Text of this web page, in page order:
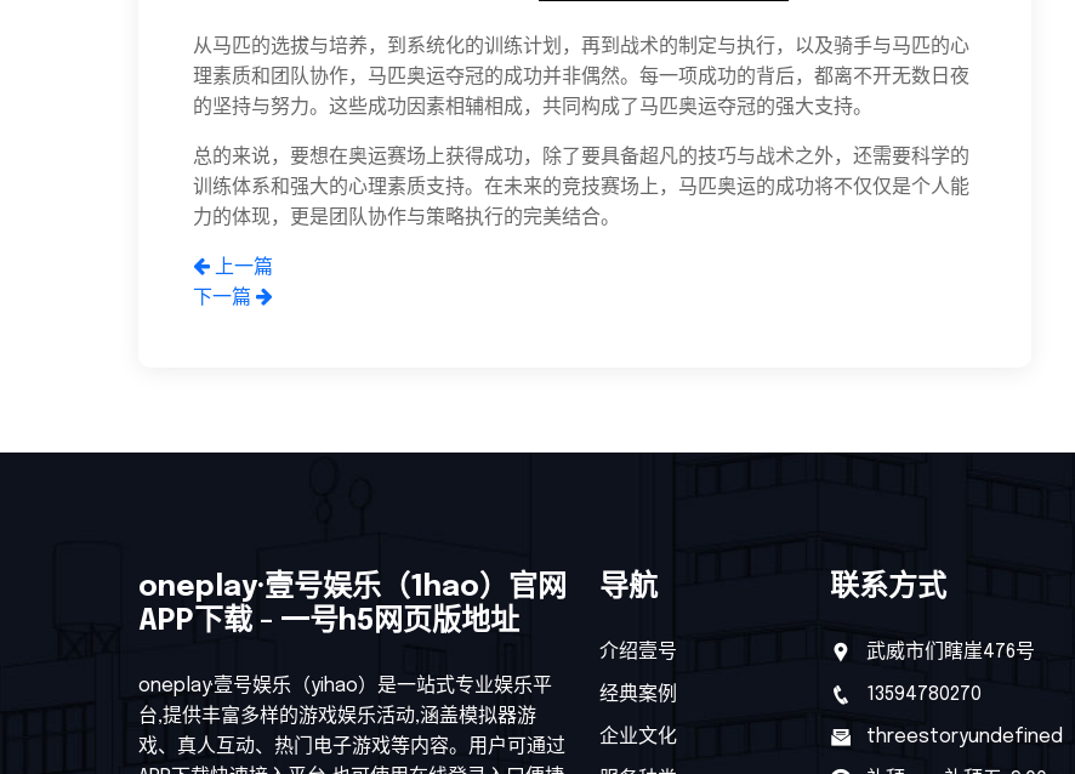
从马匹的选拔与培养，到系统化的训练计划，再到战术的制定与执行，以及骑手与马匹的心
理素质和团队协作，马匹奥运夺冠的成功并非偶然。每一项成功的背后，都离不开无数日夜
的坚持与努力。这些成功因素相辅相成，共同构成了马匹奥运夺冠的强大支持。
总的来说，要想在奥运赛场上获得成功，除了要具备超凡的技巧与战术之外，还需要科学的
训练体系和强大的心理素质支持。在未来的竞技赛场上，马匹奥运的成功将不仅仅是个人能
力的体现，更是团队协作与策略执行的完美结合。
上一篇
下一篇
oneplay·壹号娱乐（1hao）官网
APP下载 - 一号h5网页版地址
oneplay·壹号娱乐（yihao）是一站式专业娱乐平
台,提供丰富多样的游戏娱乐活动,涵盖模拟器游
戏、真人互动、热门电子游戏等内容。用户可通过
导航
介绍壹号
经典案例
企业文化
联系方式
武威市们瞎崖476号
13594780270
threestoryundefined